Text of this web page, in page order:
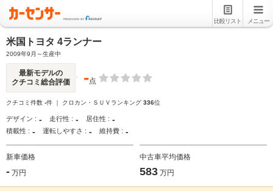
比較リスト メニュー
米国トヨタ 4ランナー
2009年9月～生産中
最新モデルの
クチコミ総合評価
-点
クチコミ件数 -件 ｜ クロカン・ＳＵＶランキング 336位
デザイン : - 走行性 : - 居住性 : -
積載性 : - 運転しやすさ : - 維持費 : -
新車価格
- 万円
中古車平均価格
583 万円